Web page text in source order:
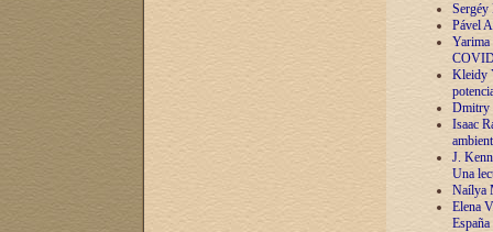
Sergéy
Pável
Yarima
Kleidy
Dmitry
Isaac
J.
Una
Naílya
Elena
España